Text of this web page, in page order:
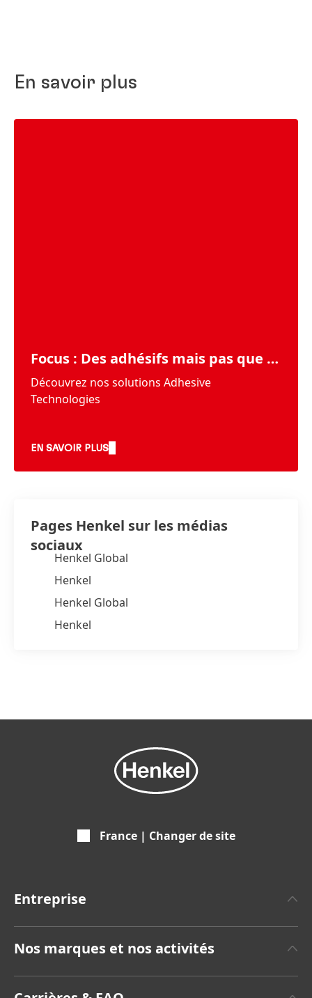
En savoir plus
Focus : Des adhésifs mais pas que …
Découvrez nos solutions Adhesive
Technologies
EN SAVOIR PLUS
Pages Henkel sur les médias
sociaux
Henkel Global
Henkel
Henkel Global
Henkel
France | Changer de site
Entreprise
Nos marques et nos activités